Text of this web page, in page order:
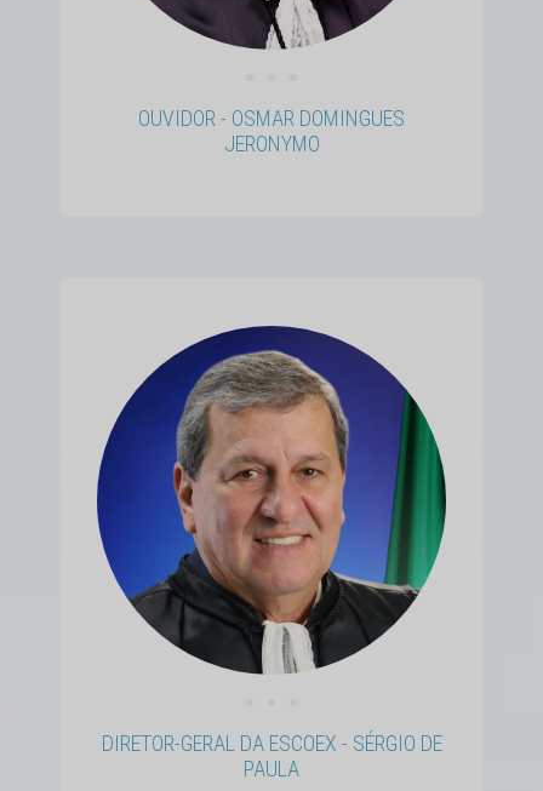
OUVIDOR - OSMAR DOMINGUES
JERONYMO
DIRETOR-GERAL DA ESCOEX - SÉRGIO DE
PAULA